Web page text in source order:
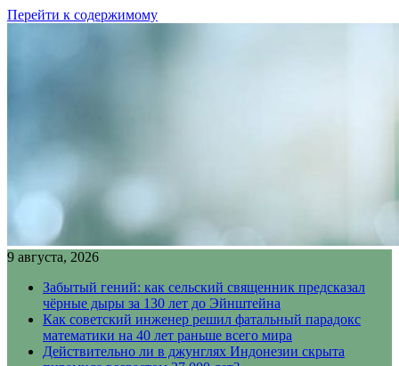
Перейти к содержимому
9 августа, 2026
Забытый гений: как сельский священник предсказал
чёрные дыры за 130 лет до Эйнштейна
Как советский инженер решил фатальный парадокс
математики на 40 лет раньше всего мира
Действительно ли в джунглях Индонезии скрыта